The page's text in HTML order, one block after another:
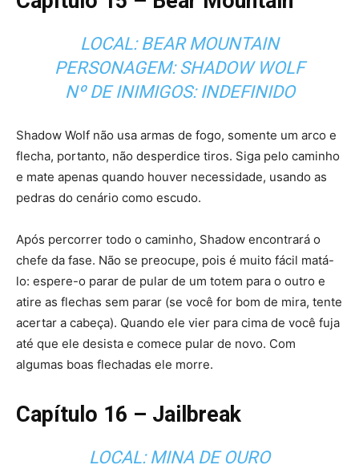
LOCAL: BEAR MOUNTAIN
PERSONAGEM: SHADOW WOLF
Nº DE INIMIGOS: INDEFINIDO
Shadow Wolf não usa armas de fogo, somente um arco e
flecha, portanto, não desperdice tiros. Siga pelo caminho
e mate apenas quando houver necessidade, usando as
pedras do cenário como escudo.
Após percorrer todo o caminho, Shadow encontrará o
chefe da fase. Não se preocupe, pois é muito fácil matá-
lo: espere-o parar de pular de um totem para o outro e
atire as flechas sem parar (se você for bom de mira, tente
acertar a cabeça). Quando ele vier para cima de você fuja
até que ele desista e comece pular de novo. Com
algumas boas flechadas ele morre.
Capítulo 16 – Jailbreak
LOCAL: MINA DE OURO